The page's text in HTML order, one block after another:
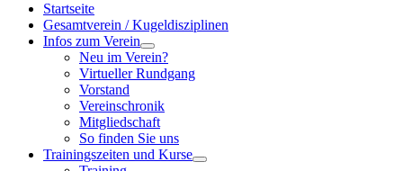
Startseite
Gesamtverein / Kugeldisziplinen
Infos zum Verein
Neu im Verein?
Virtueller Rundgang
Vorstand
Vereinschronik
Mitgliedschaft
So finden Sie uns
Trainingszeiten und Kurse